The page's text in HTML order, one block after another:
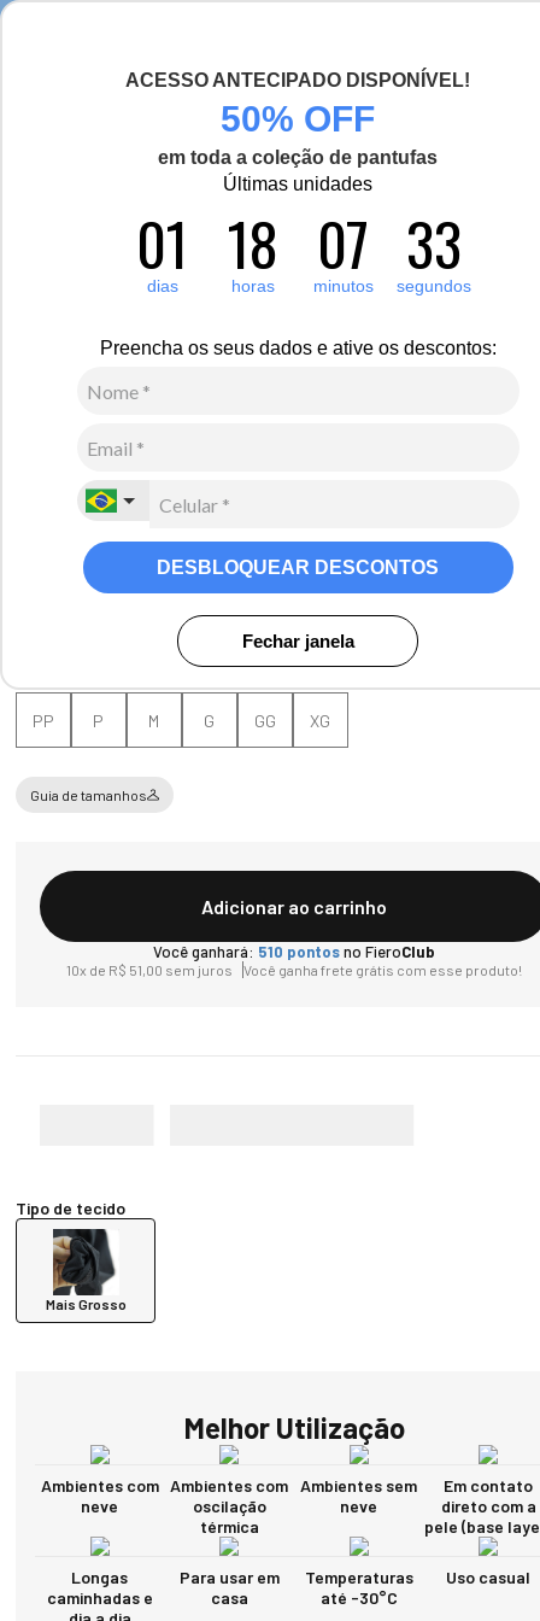
ACESSO ANTECIPADO DISPONÍVEL!
50% OFF
em toda a coleção de pantufas
Últimas unidades
01
dias 18
horas 07
minutos 33
segundos
Preencha os seus dados e ative os descontos:
DESBLOQUEAR DESCONTOS
Fechar janela
Vestuário Blusa Segunda Pele Térmica
Avaliação
neve Original Regular Fit
00
Ver Parcelas
Preto
PP P M G GG XG
Guia de tamanhos
Adicionar ao carrinho
Você ganhará: 510 pontosno FieroClub
10x de R$ 51,00 sem juros Você ganha frete grátis com esse produto!
Tipo de tecido
Mais Grosso
Melhor Utilização
Ambientes com
neve
Ambientes com
oscilação
térmica
Ambientes sem
neve
Em contato
direto com a
pele (base
Longas
caminhadas e
Para usar em
casa
Temperaturas
até -30°C
Uso casual